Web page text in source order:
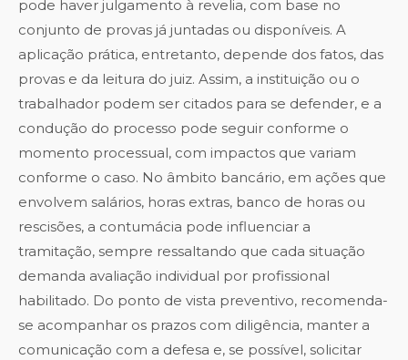
pode haver julgamento à revelia, com base no
conjunto de provas já juntadas ou disponíveis. A
aplicação prática, entretanto, depende dos fatos, das
provas e da leitura do juiz. Assim, a instituição ou o
trabalhador podem ser citados para se defender, e a
condução do processo pode seguir conforme o
momento processual, com impactos que variam
conforme o caso. No âmbito bancário, em ações que
envolvem salários, horas extras, banco de horas ou
rescisões, a contumácia pode influenciar a
tramitação, sempre ressaltando que cada situação
demanda avaliação individual por profissional
habilitado. Do ponto de vista preventivo, recomenda-
se acompanhar os prazos com diligência, manter a
comunicação com a defesa e, se possível, solicitar